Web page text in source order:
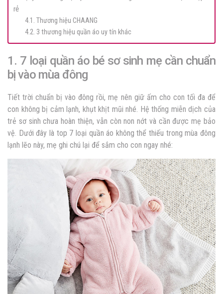
rẻ
4.1. Thương hiệu CHAANG
4.2. 3 thương hiệu quần áo uy tín khác
1. 7 loại quần áo bé sơ sinh mẹ cần chuẩn
bị vào mùa đông
Tiết trời chuẩn bị vào đông rồi, mẹ nên giữ ấm cho con tối đa để
con không bị cảm lạnh, khụt khịt mũi nhé. Hệ thống miễn dịch của
trẻ sơ sinh chưa hoàn thiện, vẫn còn non nớt và cần được mẹ bảo
vệ. Dưới đây là top 7 loại quần áo không thể thiếu trong mùa đông
lạnh lẽo này, mẹ ghi chú lại để sắm cho con ngay nhé: